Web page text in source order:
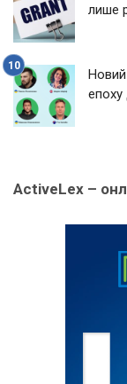
лише
Новий
епоху
ActiveLex –